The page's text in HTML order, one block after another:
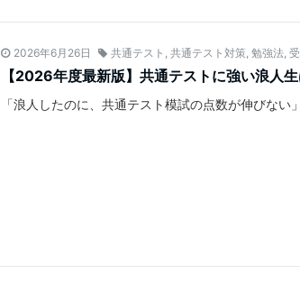
2026年6月26日 共通テスト ,共通テスト対策 ,勉強法 ,
【2026年度最新版】共通テストに強い浪人
「浪人したのに、共通テスト模試の点数が伸びな